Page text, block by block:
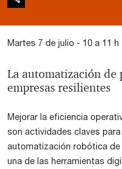
Martes 7 de julio - 10 a 11 h
La automatización de
empresas resilientes
Mejorar la eficiencia
son actividades claves
automatización robótica de
una de las herramientas